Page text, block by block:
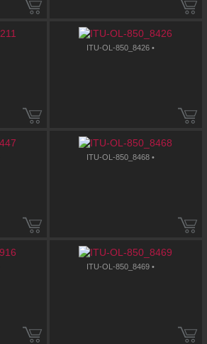
ITU-OL-850_8426 •
ITU-OL-850_8468 •
ITU-OL-850_8469 •